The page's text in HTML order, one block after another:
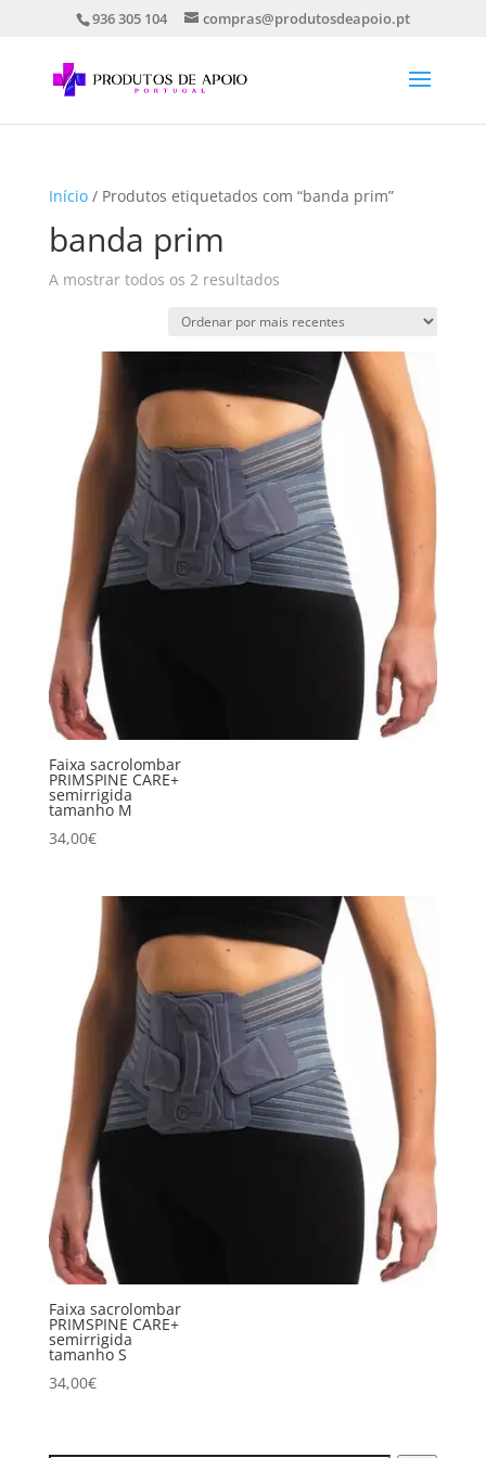
936 305 104 compras@produtosdeapoio.pt
Início/ Produtos etiquetados com “banda prim”
banda prim
A mostrar todos os 2 resultadosOrdenado
mais
recentes
Faixa sacrolombar
PRIMSPINE CARE+
semirrigida
tamanho M
34,00€
Faixa sacrolombar
PRIMSPINE CARE+
semirrigida
tamanho S
34,00€